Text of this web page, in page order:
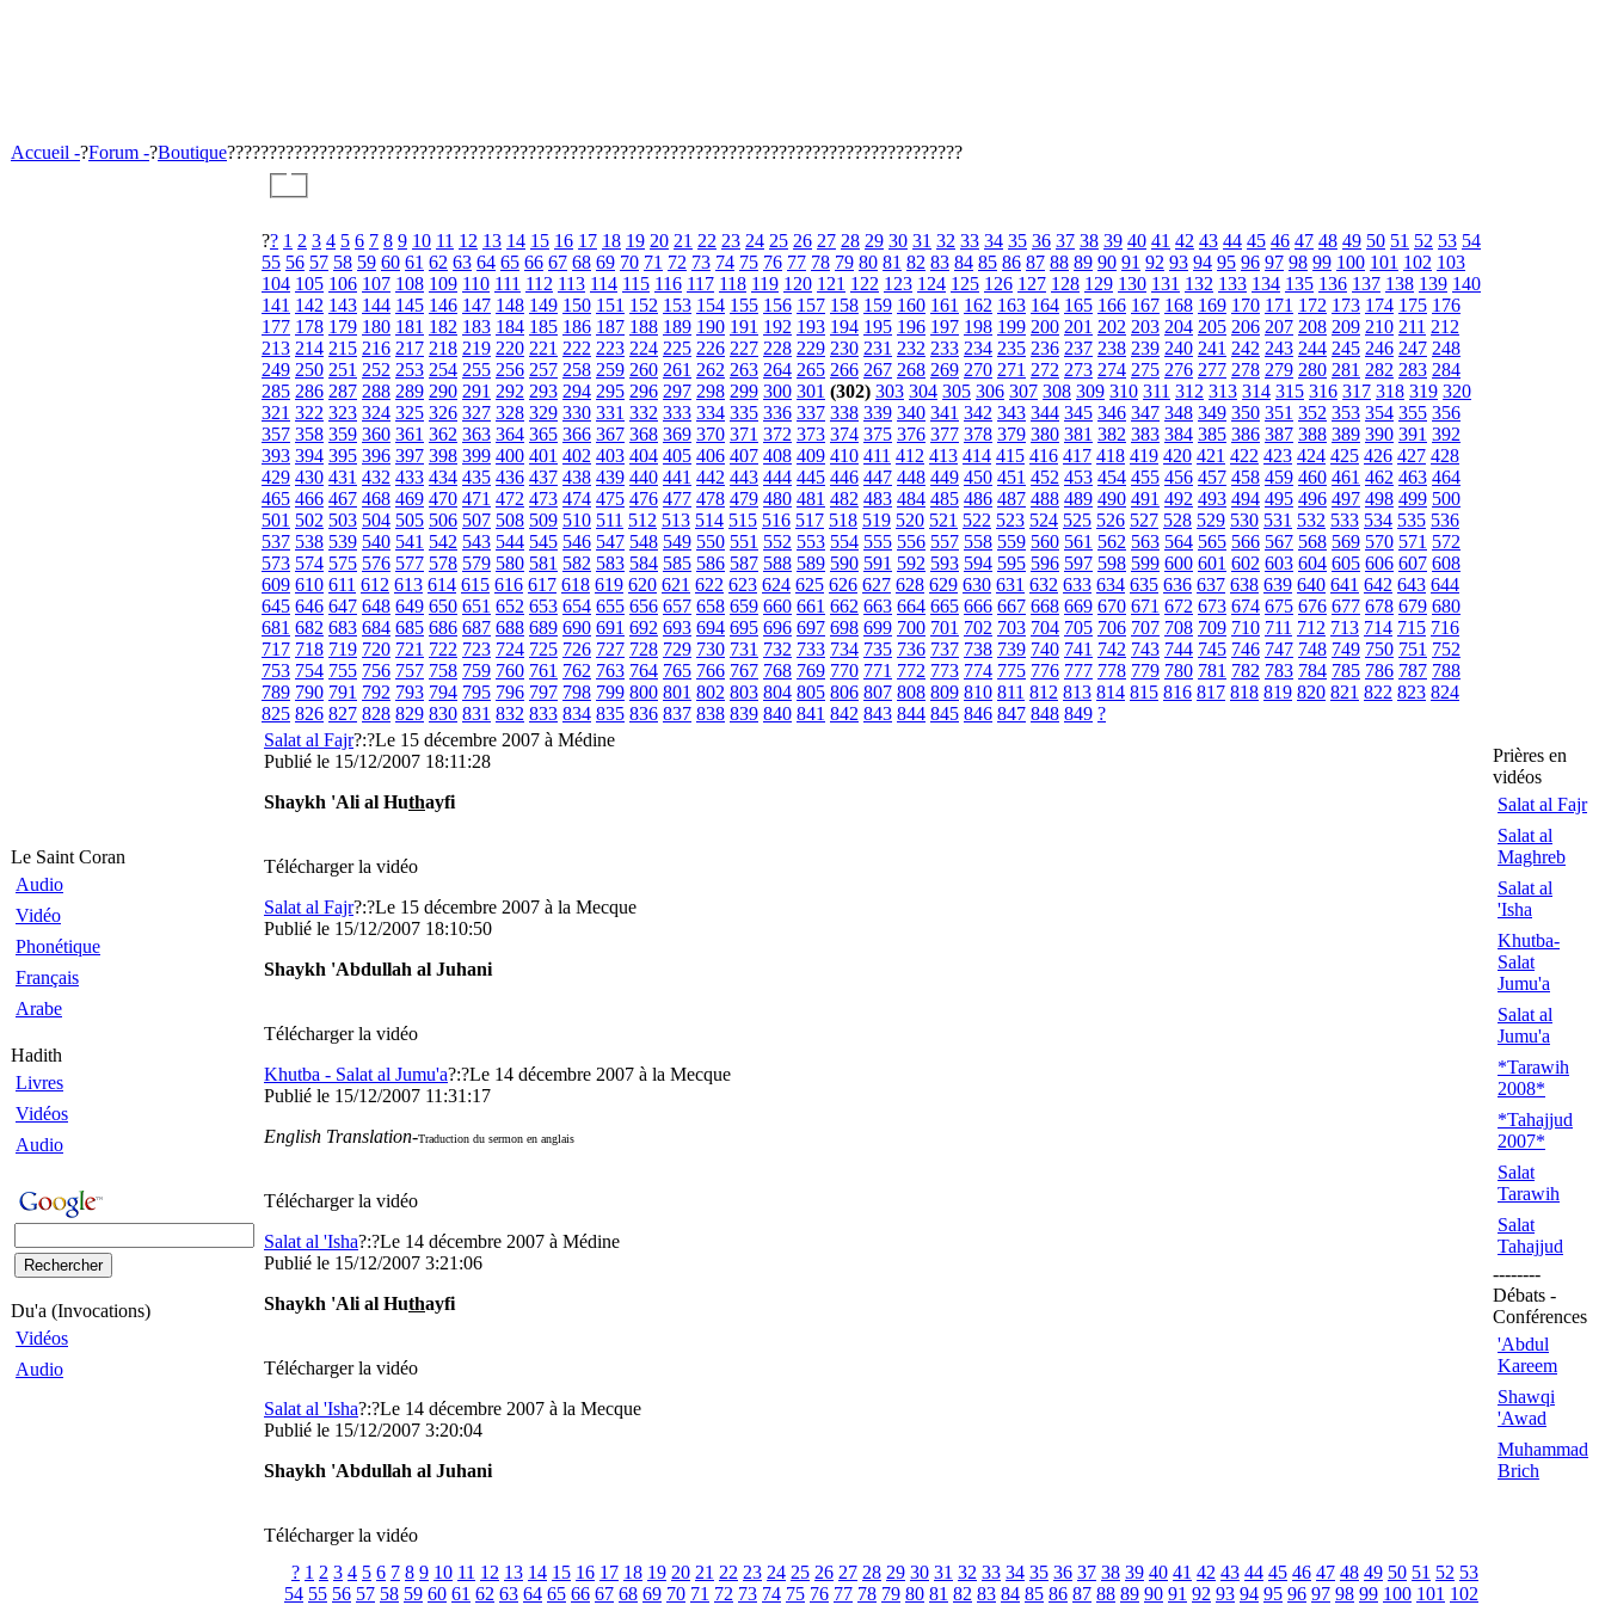
Accueil -?Forum -?Boutique????????????????????????????????????????????????????????????????????????????????????????
Le Saint Coran
Audio
Vidéo
Phonétique
Français
Arabe
Hadith
Livres
Vidéos
Audio
Du'a (Invocations)
Vidéos
Audio
?? 1 2 3 4 5 6 7 8 9 10 11 12 13 14 15 16 17 18 19 20 21 22 23 24 25 26 27 28 29 30 31 32 33 34 35 36 37 38 39 40 41 42 43 44 45 46 47 48 49 50 51 52 53 54
55 56 57 58 59 60 61 62 63 64 65 66 67 68 69 70 71 72 73 74 75 76 77 78 79 80 81 82 83 84 85 86 87 88 89 90 91 92 93 94 95 96 97 98 99 100 101 102 103
104 105 106 107 108 109 110 111 112 113 114 115 116 117 118 119 120 121 122 123 124 125 126 127 128 129 130 131 132 133 134 135 136 137 138 139 140
141 142 143 144 145 146 147 148 149 150 151 152 153 154 155 156 157 158 159 160 161 162 163 164 165 166 167 168 169 170 171 172 173 174 175 176
177 178 179 180 181 182 183 184 185 186 187 188 189 190 191 192 193 194 195 196 197 198 199 200 201 202 203 204 205 206 207 208 209 210 211 212
213 214 215 216 217 218 219 220 221 222 223 224 225 226 227 228 229 230 231 232 233 234 235 236 237 238 239 240 241 242 243 244 245 246 247 248
249 250 251 252 253 254 255 256 257 258 259 260 261 262 263 264 265 266 267 268 269 270 271 272 273 274 275 276 277 278 279 280 281 282 283 284
285 286 287 288 289 290 291 292 293 294 295 296 297 298 299 300 301 (302) 303 304 305 306 307 308 309 310 311 312 313 314 315 316 317 318 319 320
321 322 323 324 325 326 327 328 329 330 331 332 333 334 335 336 337 338 339 340 341 342 343 344 345 346 347 348 349 350 351 352 353 354 355 356
357 358 359 360 361 362 363 364 365 366 367 368 369 370 371 372 373 374 375 376 377 378 379 380 381 382 383 384 385 386 387 388 389 390 391 392
393 394 395 396 397 398 399 400 401 402 403 404 405 406 407 408 409 410 411 412 413 414 415 416 417 418 419 420 421 422 423 424 425 426 427 428
429 430 431 432 433 434 435 436 437 438 439 440 441 442 443 444 445 446 447 448 449 450 451 452 453 454 455 456 457 458 459 460 461 462 463 464
465 466 467 468 469 470 471 472 473 474 475 476 477 478 479 480 481 482 483 484 485 486 487 488 489 490 491 492 493 494 495 496 497 498 499 500
501 502 503 504 505 506 507 508 509 510 511 512 513 514 515 516 517 518 519 520 521 522 523 524 525 526 527 528 529 530 531 532 533 534 535 536
537 538 539 540 541 542 543 544 545 546 547 548 549 550 551 552 553 554 555 556 557 558 559 560 561 562 563 564 565 566 567 568 569 570 571 572
573 574 575 576 577 578 579 580 581 582 583 584 585 586 587 588 589 590 591 592 593 594 595 596 597 598 599 600 601 602 603 604 605 606 607 608
609 610 611 612 613 614 615 616 617 618 619 620 621 622 623 624 625 626 627 628 629 630 631 632 633 634 635 636 637 638 639 640 641 642 643 644
645 646 647 648 649 650 651 652 653 654 655 656 657 658 659 660 661 662 663 664 665 666 667 668 669 670 671 672 673 674 675 676 677 678 679 680
681 682 683 684 685 686 687 688 689 690 691 692 693 694 695 696 697 698 699 700 701 702 703 704 705 706 707 708 709 710 711 712 713 714 715 716
717 718 719 720 721 722 723 724 725 726 727 728 729 730 731 732 733 734 735 736 737 738 739 740 741 742 743 744 745 746 747 748 749 750 751 752
753 754 755 756 757 758 759 760 761 762 763 764 765 766 767 768 769 770 771 772 773 774 775 776 777 778 779 780 781 782 783 784 785 786 787 788
789 790 791 792 793 794 795 796 797 798 799 800 801 802 803 804 805 806 807 808 809 810 811 812 813 814 815 816 817 818 819 820 821 822 823 824
825 826 827 828 829 830 831 832 833 834 835 836 837 838 839 840 841 842 843 844 845 846 847 848 849 ?
Salat al Fajr?:?Le 15 décembre 2007 à Médine
Publié le 15/12/2007 18:11:28
Shaykh 'Ali al Huthayfi
Télécharger la vidéo
Salat al Fajr?:?Le 15 décembre 2007 à la Mecque
Publié le 15/12/2007 18:10:50
Shaykh 'Abdullah al Juhani
Télécharger la vidéo
Khutba - Salat al Jumu'a?:?Le 14 décembre 2007 à la Mecque
Publié le 15/12/2007 11:31:17
English Translation-Traduction du sermon en anglais
Télécharger la vidéo
Salat al 'Isha?:?Le 14 décembre 2007 à Médine
Publié le 15/12/2007 3:21:06
Shaykh 'Ali al Huthayfi
Télécharger la vidéo
Salat al 'Isha?:?Le 14 décembre 2007 à la Mecque
Publié le 15/12/2007 3:20:04
Shaykh 'Abdullah al Juhani
Télécharger la vidéo
? 1 2 3 4 5 6 7 8 9 10 11 12 13 14 15 16 17 18 19 20 21 22 23 24 25 26 27 28 29 30 31 32 33 34 35 36 37 38 39 40 41 42 43 44 45 46 47 48 49 50 51 52 53
54 55 56 57 58 59 60 61 62 63 64 65 66 67 68 69 70 71 72 73 74 75 76 77 78 79 80 81 82 83 84 85 86 87 88 89 90 91 92 93 94 95 96 97 98 99 100 101 102
Prières en
vidéos
Salat al Fajr
Salat al
Maghreb
Salat al
'Isha
Khutba-
Salat
Jumu'a
Salat al
Jumu'a
*Tarawih
2008*
*Tahajjud
2007*
Salat
Tarawih
Salat
Tahajjud
--------
Débats -
Conférences
'Abdul
Kareem
Shawqi
'Awad
Muhammad
Brich